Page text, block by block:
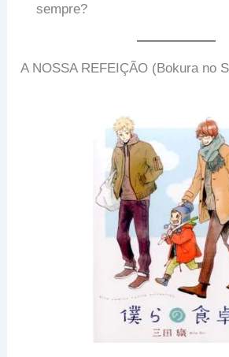
sempre?
A NOSSA REFEIÇÃO (Bokura no